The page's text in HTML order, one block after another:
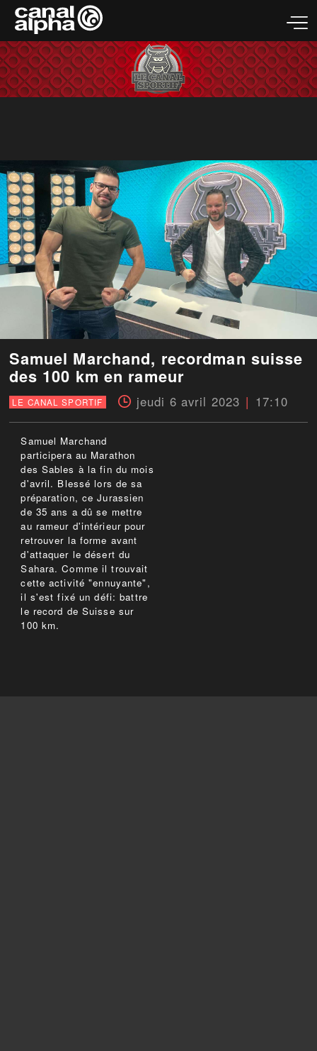
Samuel Marchand, recordman suisse
des 100 km en rameur
LE CANAL SPORTIF jeudi 6 avril 2023 17:10
Samuel Marchand
participera au Marathon
des Sables à la fin du mois
d'avril. Blessé lors de sa
préparation, ce Jurassien
de 35 ans a dû se mettre
au rameur d'intérieur pour
retrouver la forme avant
d'attaquer le désert du
Sahara. Comme il trouvait
cette activité "ennuyante",
il s'est fixé un défi: battre
le record de Suisse sur
100 km.